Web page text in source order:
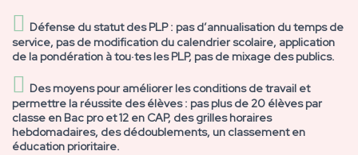
Défense du statut des PLP : pas d’annualisation du temps de
service, pas de modification du calendrier scolaire, application
de la pondération à tou·tes les PLP, pas de mixage des publics.
Des moyens pour améliorer les conditions de travail et
permettre la réussite des élèves : pas plus de 20 élèves par
classe en Bac pro et 12 en CAP, des grilles horaires
hebdomadaires, des dédoublements, un classement en
éducation prioritaire.